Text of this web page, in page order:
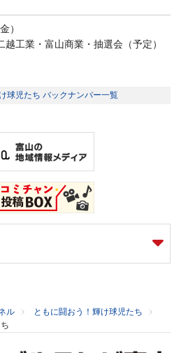
）
越工業・富山商業・抽選会（予定）
球児たち バックナンバー一覧
ル
ともに闘おう！輝け球児たち